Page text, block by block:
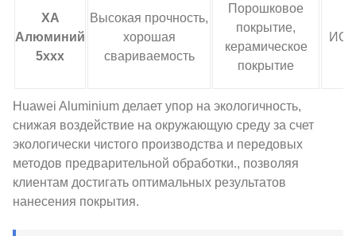
ХА
Алюминий
5xxx
Высокая прочность,
хорошая
свариваемость
Порошковое
покрытие,
керамическое
покрытие
Huawei Aluminium делает упор на экологичность,
снижая воздействие на окружающую среду за счет
экологически чистого производства и передовых
методов предварительной обработки., позволяя
клиентам достигать оптимальных результатов
нанесения покрытия.